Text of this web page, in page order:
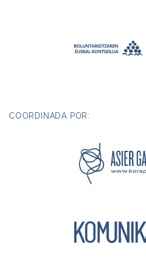
COORDINADA POR: